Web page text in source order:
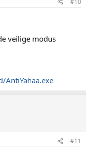
veilige modus
#11